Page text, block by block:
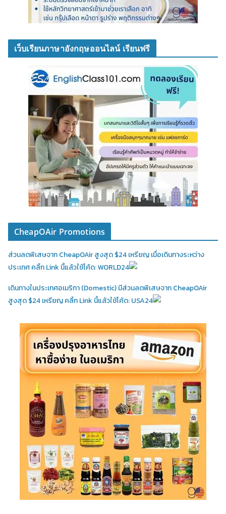
เว็บเรียนภาษาอังกฤษออนไลน์ เรียนฟรี
CheapOAir Promotions
ส่วนลดพิเสษจาก CheapOAir สูงสุด $24 เหรียญ เมื่อเดินทางระหว่าง
ประเทศ คลิ้ก Link นี้แล้วใช้โค้ด: WORLD24
เดินทางในประเทศอเมริกา (Domestic)มีส่วนลดพิเสษจาก CheapOAir
สูงสุด $24 เหรียญ คลิ้ก Link นี้แล้วใช้โค้ด: USA24